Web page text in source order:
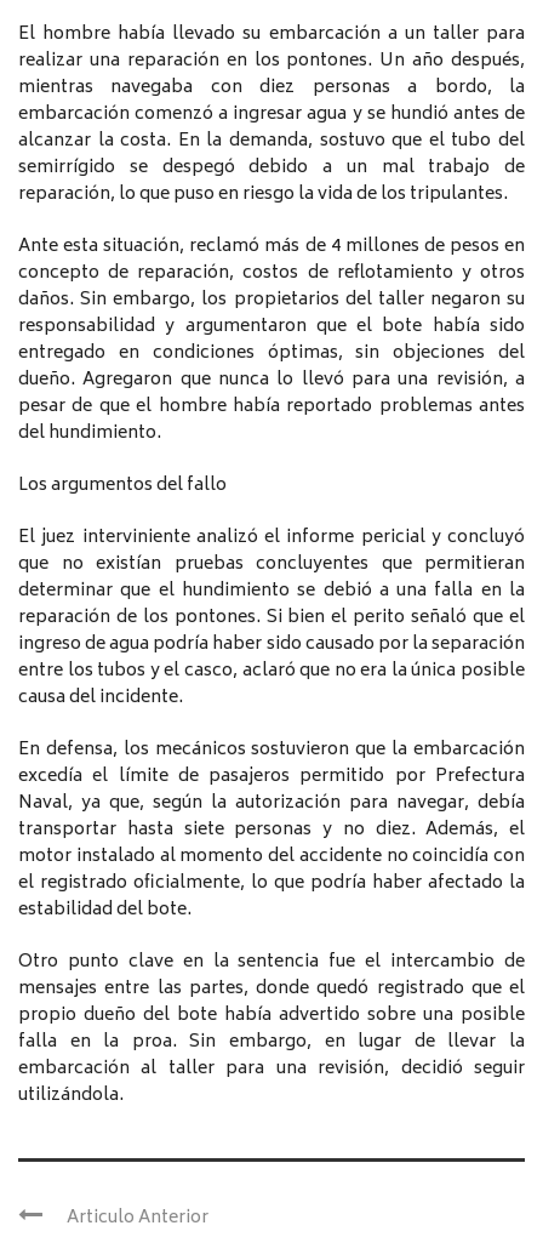
El hombre había llevado su embarcación a un taller para
realizar una reparación en los pontones. Un año después,
mientras navegaba con diez personas a bordo, la
embarcación comenzó a ingresar agua y se hundió antes de
alcanzar la costa. En la demanda, sostuvo que el tubo del
semirrígido se despegó debido a un mal trabajo de
reparación, lo que puso en riesgo la vida de los tripulantes.
Ante esta situación, reclamó más de 4 millones de pesos en
concepto de reparación, costos de reflotamiento y otros
daños. Sin embargo, los propietarios del taller negaron su
responsabilidad y argumentaron que el bote había sido
entregado en condiciones óptimas, sin objeciones del
dueño. Agregaron que nunca lo llevó para una revisión, a
pesar de que el hombre había reportado problemas antes
del hundimiento.
Los argumentos del fallo
El juez interviniente analizó el informe pericial y concluyó
que no existían pruebas concluyentes que permitieran
determinar que el hundimiento se debió a una falla en la
reparación de los pontones. Si bien el perito señaló que el
ingreso de agua podría haber sido causado por la separación
entre los tubos y el casco, aclaró que no era la única posible
causa del incidente.
En defensa, los mecánicos sostuvieron que la embarcación
excedía el límite de pasajeros permitido por Prefectura
Naval, ya que, según la autorización para navegar, debía
transportar hasta siete personas y no diez. Además, el
motor instalado al momento del accidente no coincidía con
el registrado oficialmente, lo que podría haber afectado la
estabilidad del bote.
Otro punto clave en la sentencia fue el intercambio de
mensajes entre las partes, donde quedó registrado que el
propio dueño del bote había advertido sobre una posible
falla en la proa. Sin embargo, en lugar de llevar la
embarcación al taller para una revisión, decidió seguir
utilizándola.
Articulo Anterior